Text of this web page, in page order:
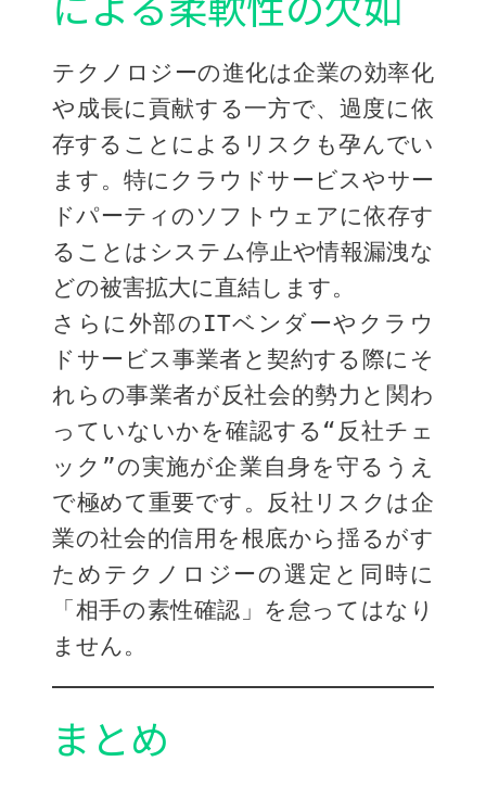
テクノロジーの進化は企業の効率化
や成長に貢献する一方で、過度に依
存することによるリスクも孕んでい
ます。特にクラウドサービスやサー
ドパーティのソフトウェアに依存す
ることはシステム停止や情報漏洩な
どの被害拡大に直結します。
さらに外部のITベンダーやクラウ
ドサービス事業者と契約する際にそ
れらの事業者が反社会的勢力と関わ
っていないかを確認する“反社チェ
ック”の実施が企業自身を守るうえ
で極めて重要です。反社リスクは企
業の社会的信用を根底から揺るがす
ためテクノロジーの選定と同時に
「相手の素性確認」を怠ってはなり
ません。
まとめ